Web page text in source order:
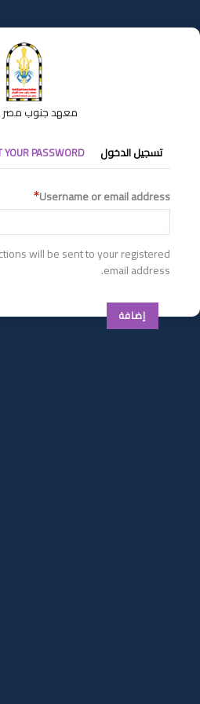
إلى
المحتوى
معهد جنوب مصر
التبويبات
الأساسية
تسجيل الدخول YOUR PASSWORD
Username or email address
will be sent to your registered
email address.